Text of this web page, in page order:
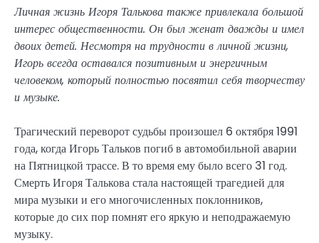
Личная жизнь Игоря Талькова также привлекала большой
интерес общественности. Он был женат дважды и имел
двоих детей. Несмотря на трудности в личной жизни,
Игорь всегда оставался позитивным и энергичным
человеком, который полностью посвятил себя творчеству
и музыке.
Трагический переворот судьбы произошел 6 октября 1991
года, когда Игорь Тальков погиб в автомобильной аварии
на Пятницкой трассе. В то время ему было всего 31 год.
Смерть Игоря Талькова стала настоящей трагедией для
мира музыки и его многочисленных поклонников,
которые до сих пор помнят его яркую и неподражаемую
музыку.